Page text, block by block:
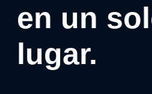
en un
lugar.